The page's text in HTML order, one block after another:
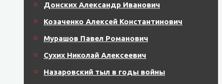
Донских Александр Иванович
Козаченко Алексей Константинович
Мурашов Павел Романович
Сухих Николай Алексеевич
Назаровский тыл в годы войны